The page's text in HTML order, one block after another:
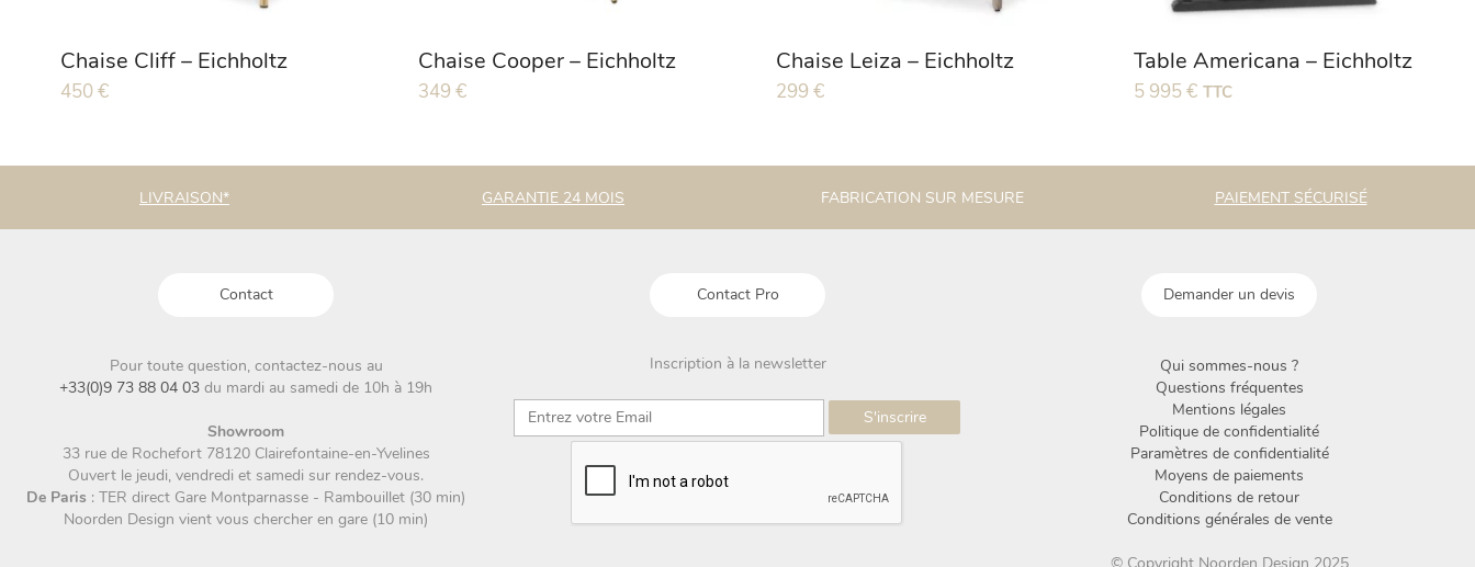
Chaise Cliff – Eichholtz
Ce
plusieurs
options
page
450€
Chaise Cooper – Eichholtz
Ce
plusieurs
variations.
options
page
349€
Chaise Leiza – Eichholtz
Ce
plusieurs
variations.
options
la
du
produit
299 €
Table Americana – Eichholtz
5 995€ TTC
LIVRAISON* GARANTIE 24 MOIS FABRICATION SUR MESURE PAIEMENT SÉCURISÉ
Contact Contact Pro Demander un devis
Pour toute question, contactez-nous au
+33(0)9 73 88 04 03 du mardi au samedi de 10h à 19h
Showroom
33 rue de Rochefort 78120 Clairefontaine-en-Yvelines
Ouvert le jeudi, vendredi et samedi sur rendez-vous.
De Paris : TER direct Gare Montparnasse - Rambouillet (30 min)
Noorden Design vient vous chercher en gare (10 min)
Inscription à la newsletter
Qui sommes-nous ?
Questions fréquentes
Mentions légales
Politique de confidentialité
Paramètres de confidentialité
Moyens de paiements
Conditions de retour
Conditions générales de vente